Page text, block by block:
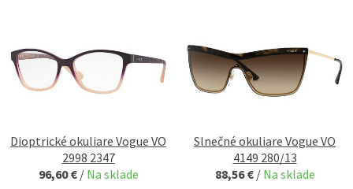
Dioptrické okuliare Vogue VO
2998 2347
96,60 € / Na sklade
Slnečné okuliare Vogue VO
4149 280/13
88,56 € / Na sklade